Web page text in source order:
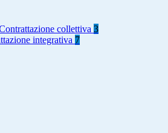
collettiva 3
integrativa 7